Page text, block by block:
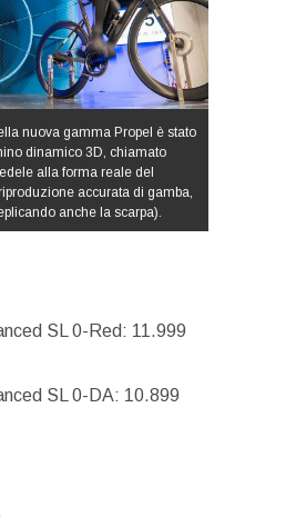
nuova gamma Propel è stato
dinamico 3D, chiamato
alla forma reale del
accurata di gamba,
anche la scarpa).
SL 0-Red: 11.999
SL 0-DA: 10.899